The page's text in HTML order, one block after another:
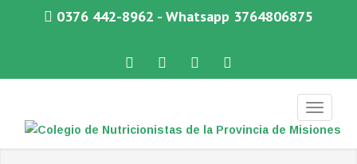
0376 442-8962 - Whatsapp 3764806875
FacebookTwitterInstagramWhatsApp
COLEGIO DE NUTRICIONISTAS DE LA PROVINCIA DE MISIONES